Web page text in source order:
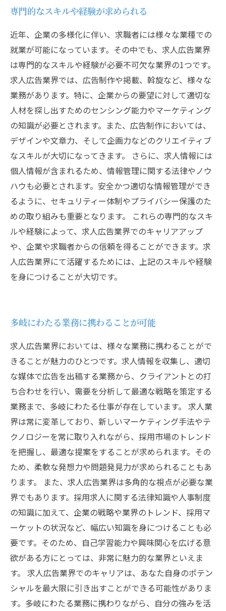
専門的なスキルや経験が求められる
近年、企業の多様化に伴い、求職者には様々な業種での
就業が可能になっています。その中でも、求人広告業界
は専門的なスキルや経験が必要不可欠な業界の1つです。
求人広告業界では、広告制作や掲載、斡旋など、様々な
業務があります。特に、企業からの要望に対して適切な
人材を探し出すためのセンシング能力やマーケティング
の知識が必要とされます。また、広告制作においては、
デザインや文章力、そして企画力などのクリエイティブ
なスキルが大切になってきます。 さらに、求人情報には
個人情報が含まれるため、情報管理に関する法律やノウ
ハウも必要とされます。安全かつ適切な情報管理ができ
るように、セキュリティー体制やプライバシー保護のた
めの取り組みも重要となります。 これらの専門的なスキ
ルや経験によって、求人広告業界でのキャリアアップ
や、企業や求職者からの信頼を得ることができます。求
人広告業界にて活躍するためには、上記のスキルや経験
を身につけることが大切です。
多岐にわたる業務に携わることが可能
求人広告業界においては、様々な業務に携わることがで
きることが魅力のひとつです。求人情報を収集し、適切
な媒体で広告を出稿する業務から、クライアントとの打
ち合わせを行い、需要を分析して最適な戦略を策定する
業務まで、多岐にわたる仕事が存在しています。 求人業
界は常に変革しており、新しいマーケティング手法やテ
クノロジーを常に取り入れながら、採用市場のトレンド
を把握し、最適な提案をすることが求められます。その
ため、柔軟な発想力や問題発見力が求められることもあ
ります。 また、求人広告業界は多角的な視点が必要な業
界でもあります。採用求人に関する法律知識や人事制度
の知識に加えて、企業の戦略や業界のトレンド、採用マ
ーケットの状況など、幅広い知識を身につけることも必
要です。そのため、自己学習能力や興味関心を広げる意
欲がある方にとっては、非常に魅力的な業界といえま
す。 求人広告業界でのキャリアは、あなた自身のポテン
シャルを最大限に引き出すことができる可能性がありま
す。多岐にわたる業務に携わりながら、自分の強みを活